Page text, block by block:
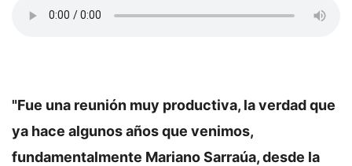
"Fue una reunión muy productiva, la verdad que
ya hace algunos años que venimos,
fundamentalmente Mariano Sarraúa, desde la